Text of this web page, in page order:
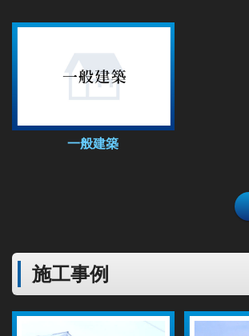
一般建築
施工事例